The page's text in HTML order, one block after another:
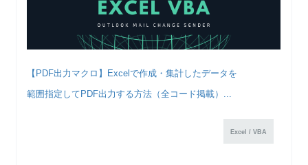
【PDF出力マクロ】Excelで作成・集計したデータを
範囲指定してPDF出力する方法（全コード掲載）...
Excel / VBA